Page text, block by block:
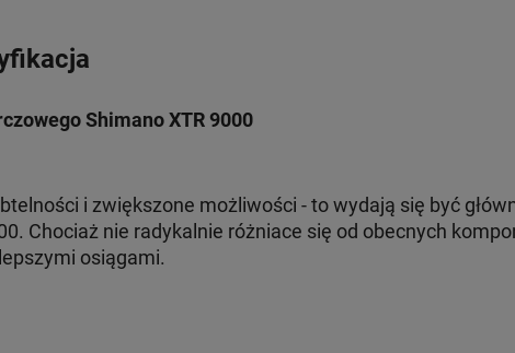
Shimano XTR 9000
i zwiększone możliwości - to wydają się być
Chociaż nie radykalnie różniace się od obecnych
osiągami.